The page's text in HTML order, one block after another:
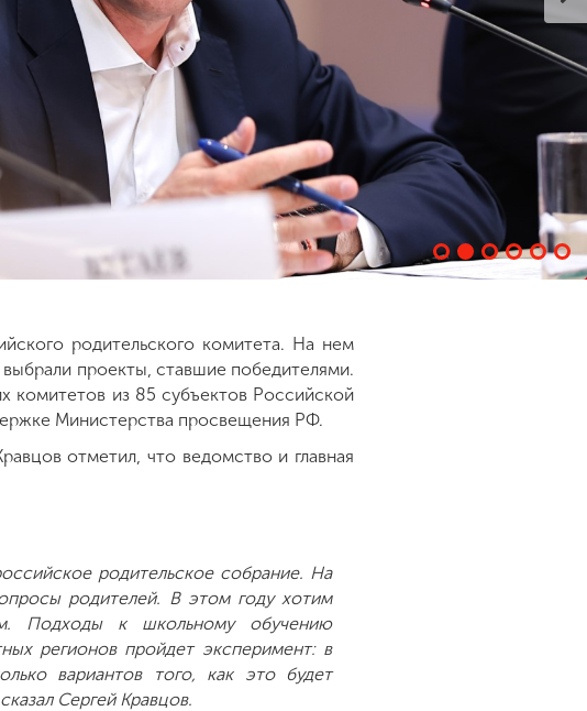
родительского комитета. На нем
проекты, ставшие победителями.
комитетов из 85 субъектов Российской
Министерства просвещения РФ.
отметил, что ведомство и главная
родительское собрание. На
родителей. В этом году хотим
Подходы к школьному обучению
регионов пройдет эксперимент: в
вариантов того, как это будет
Сергей Кравцов.